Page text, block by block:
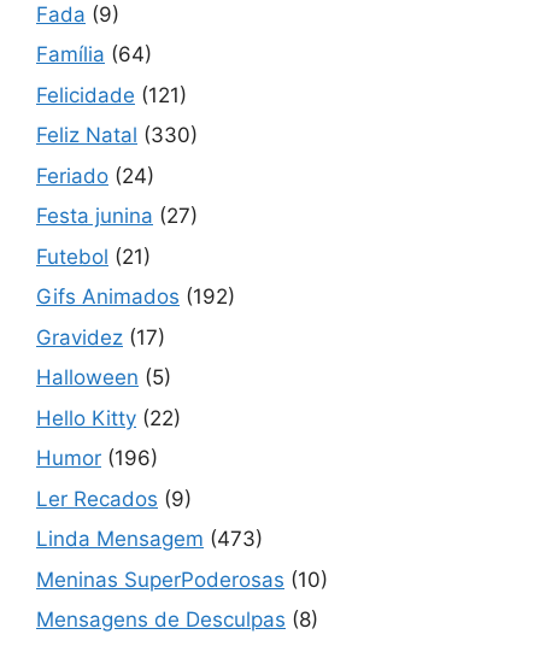
Fada (9)
Família (64)
Felicidade (121)
Feliz Natal (330)
Feriado (24)
Festa junina (27)
Futebol (21)
Gifs Animados (192)
Gravidez (17)
Halloween (5)
Hello Kitty (22)
Humor (196)
Ler Recados (9)
Linda Mensagem (473)
Meninas SuperPoderosas (10)
Mensagens de Desculpas (8)